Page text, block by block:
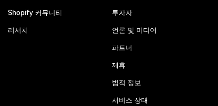
Shopify 커뮤니티
리서치
투자자
언론 및 미디어
파트너
제휴
법적 정보
서비스 상태